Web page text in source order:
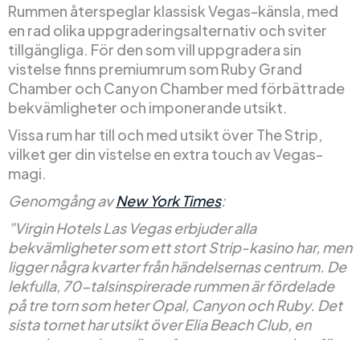
Rummen återspeglar klassisk Vegas-känsla, med
en rad olika uppgraderingsalternativ och sviter
tillgängliga. För den som vill uppgradera sin
vistelse finns premiumrum som Ruby Grand
Chamber och Canyon Chamber med förbättrade
bekvämligheter och imponerande utsikt.
Vissa rum har till och med utsikt över The Strip,
vilket ger din vistelse en extra touch av Vegas-
magi.
Genomgång avNew York Times:
”Virgin Hotels Las Vegas erbjuder alla
bekvämligheter som ett stort Strip-kasino har, men
ligger några kvarter från händelsernas centrum. De
lekfulla, 70-talsinspirerade rummen är fördelade
på tre torn som heter Opal, Canyon och Ruby. Det
sista tornet har utsikt över Elia Beach Club, en